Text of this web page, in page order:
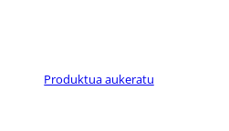
Produktua aukeratu